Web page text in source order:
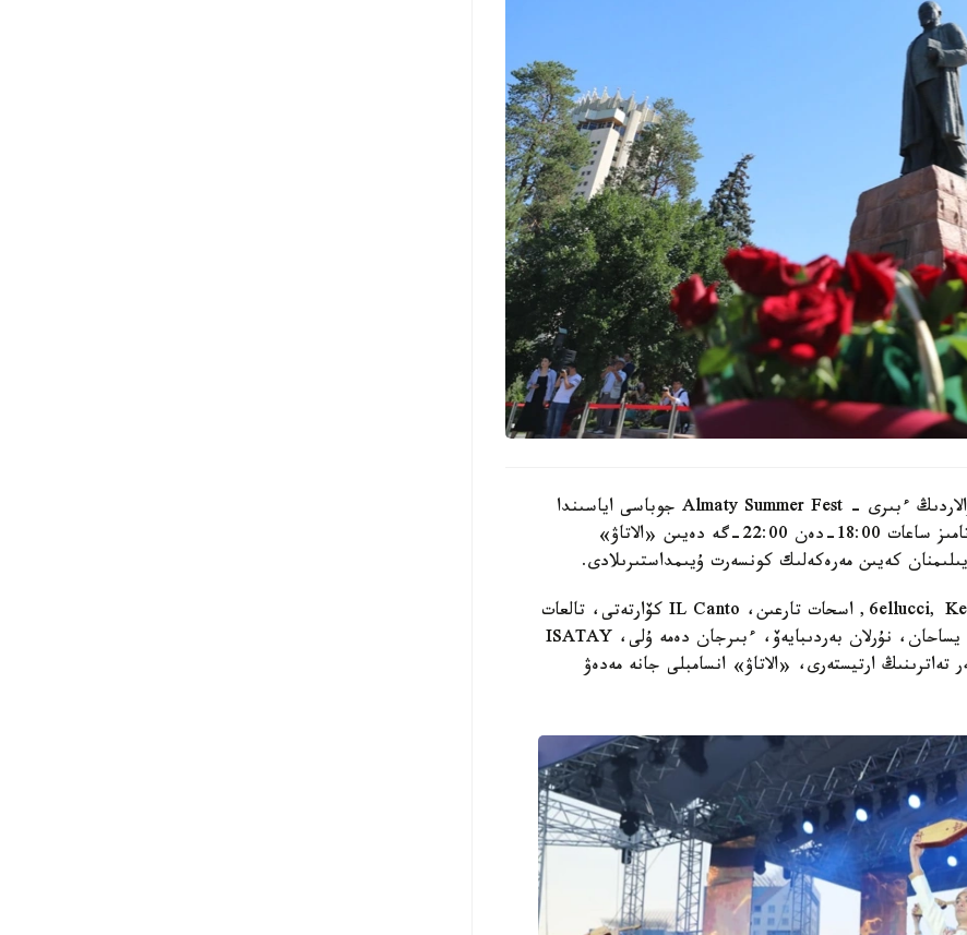
الماتى اكىمدىگىنىڭ مالىمەتىنشە، نەگىزگى ءىس-شارالاردىڭ ءبىرى - Almaty Summer Fest جوباسى اياسىندا
وتەتىن «اباي الەمى» كونسەرت-سپەكتاكلى. ول 8- تامىز ساعات 18:00-دەن 22:00-گە دەيىن «الاتاۋ»
كەيىن مەرەكەلىك كونسەرت ۇيىمداستىرىلادى.
باعدارلامادا ماقپال ءجۇنىسوۆا، جانار دۋعالوۆا، 6ellucci, KeshYou, اسحات تارعىن، IL Canto كۆارتەتى، تالعات
كۇزەمبايەۆ، ەرلان ءبىلال، نۇرلىبەك ناعمەتوۆ، سەرىك يساحان، نۇرلان بەردىبايەۆ، ءبىرجان دەمە ۇلى، ISATAY
ارتيستەرى، «الاتاۋ» انسامبلى جانە مەدەۋ